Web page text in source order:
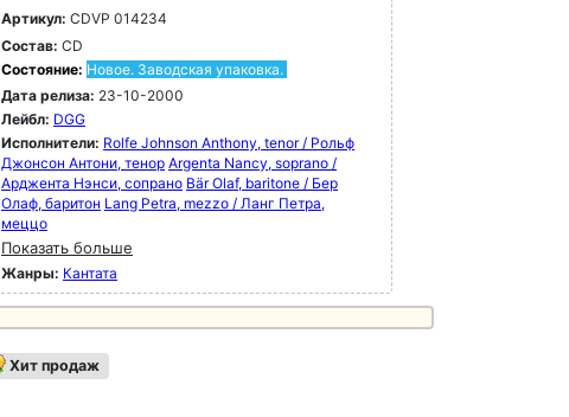
Артикул: CDVP 014234
Состав: CD
Состояние: Новое. Заводская упаковка.
Дата релиза: 23-10-2000
Лейбл: DGG
Исполнители: Rolfe Johnson Anthony, tenor / Рольф
Джонсон Антони, тенор Argenta Nancy, soprano /
Арджента Нэнси, сопрано Bär Olaf, baritone / Бер
Олаф, баритон Lang Petra, mezzo / Ланг Петра,
меццо
Показать больше
Жанры: Кантата
Хит продаж